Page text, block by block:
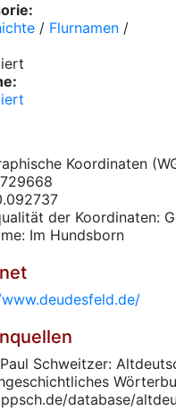
/ Flurnamen /
Koordinaten
der Koordinaten:
Im Hundsborn
Schweitzer:
database/